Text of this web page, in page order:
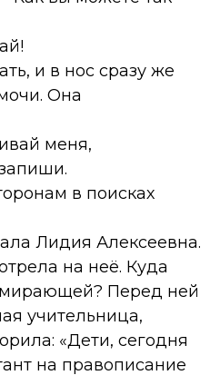
и в нос сразу же
Она
меня,
в поисках
Лидия Алексеевна.
на неё. Куда
Перед ней
учительница,
«Дети, сегодня
на правописание